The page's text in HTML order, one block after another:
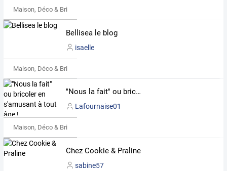
Maison, Déco & Bricolage
Bellisea le blog
isaelle
Maison, Déco & Bricolage
"Nous la fait" ou bricoler en s'amusant à tout âge !
Lafournaise01
Maison, Déco & Bricolage
Chez Cookie & Praline
sabine57